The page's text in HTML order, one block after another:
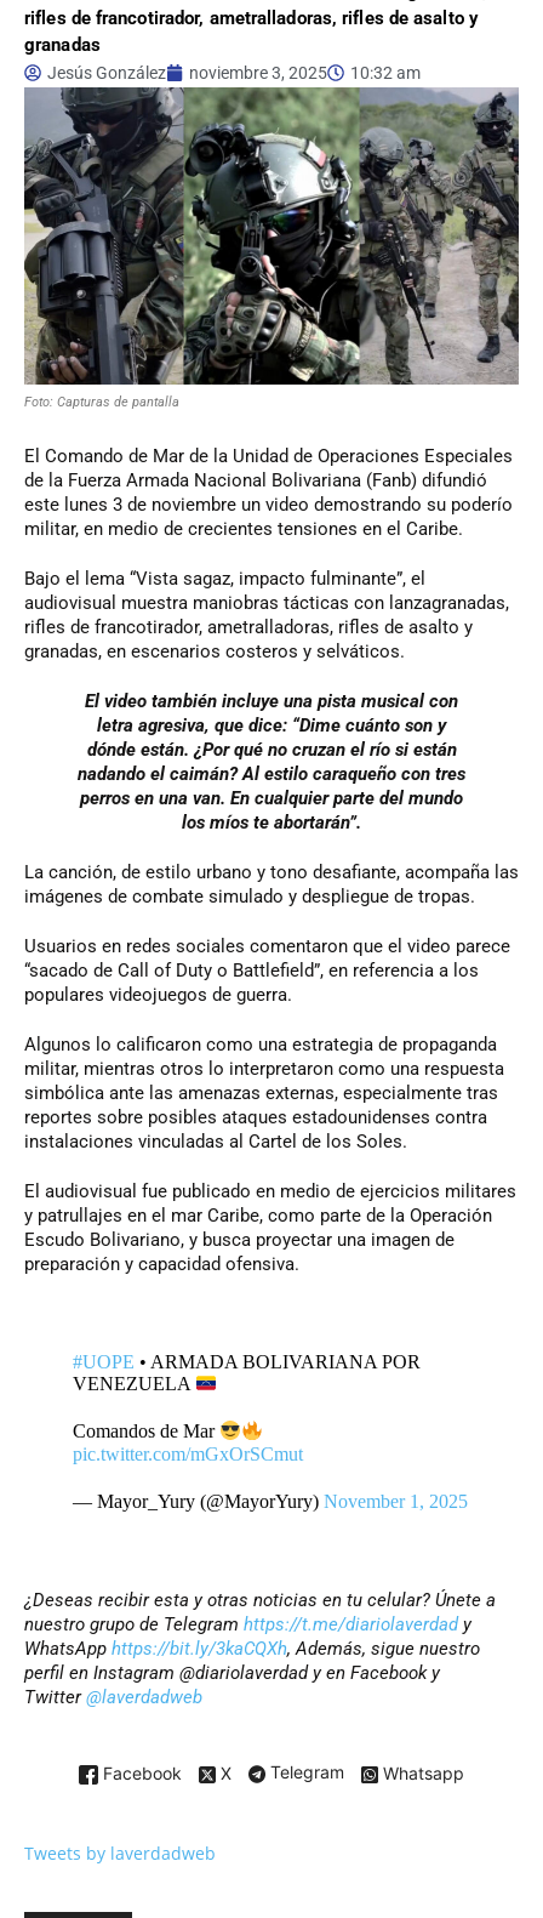
rifles de francotirador, ametralladoras, rifles de asalto y
granadas
Jesús González noviembre 3, 2025 10:32 am
Foto: Capturas de pantalla
El Comando de Mar de la Unidad de Operaciones Especiales
de la Fuerza Armada Nacional Bolivariana (Fanb) difundió
este lunes 3 de noviembre un video demostrando su poderío
militar, en medio de crecientes tensiones en el Caribe.
Bajo el lema “Vista sagaz, impacto fulminante”, el
audiovisual muestra maniobras tácticas con lanzagranadas,
rifles de francotirador, ametralladoras, rifles de asalto y
granadas, en escenarios costeros y selváticos.
El video también incluye una pista musical con
letra agresiva, que dice: “Dime cuánto son y
dónde están. ¿Por qué no cruzan el río si están
nadando el caimán? Al estilo caraqueño con tres
perros en una van. En cualquier parte del mundo
los míos te abortarán”.
La canción, de estilo urbano y tono desafiante, acompaña las
imágenes de combate simulado y despliegue de tropas.
Usuarios en redes sociales comentaron que el video parece
“sacado de Call of Duty o Battlefield”, en referencia a los
populares videojuegos de guerra.
Algunos lo calificaron como una estrategia de propaganda
militar, mientras otros lo interpretaron como una respuesta
simbólica ante las amenazas externas, especialmente tras
reportes sobre posibles ataques estadounidenses contra
instalaciones vinculadas al Cartel de los Soles.
El audiovisual fue publicado en medio de ejercicios militares
y patrullajes en el mar Caribe, como parte de la Operación
Escudo Bolivariano, y busca proyectar una imagen de
preparación y capacidad ofensiva.
#UOPE • ARMADA BOLIVARIANA POR
VENEZUELA
Comandos de Mar
pic.twitter.com/mGxOrSCmut
— Mayor_Yury (@MayorYury) November 1, 2025
¿Deseas recibir esta y otras noticias en tu celular? Únete a
nuestro grupo de Telegram https://t.me/diariolaverdady
WhatsApp https://bit.ly/3kaCQXh, Además, sigue nuestro
perfil en Instagram @diariolaverdad y en Facebook y
Twitter@laverdadweb
Facebook X Telegram Whatsapp
Tweets by laverdadweb